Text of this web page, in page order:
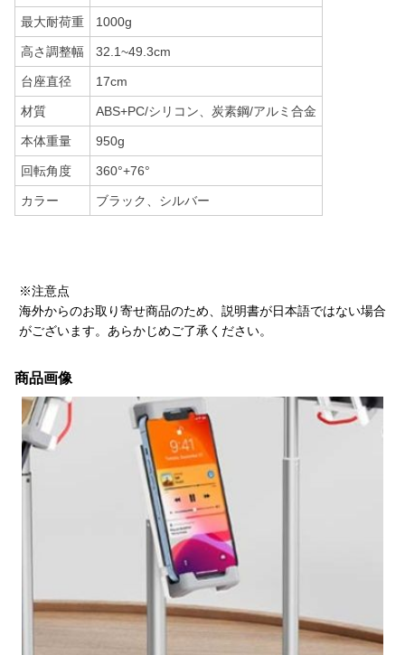
最大耐荷重 1000g
高さ調整幅 32.1~49.3cm
台座直径 17cm
材質 ABS+PC/シリコン、炭素鋼/アルミ合金
本体重量 950g
回転角度 360°+76°
カラー ブラック、シルバー
※注意点
海外からのお取り寄せ商品のため、説明書が日本語ではない場合
がございます。あらかじめご了承ください。
商品画像